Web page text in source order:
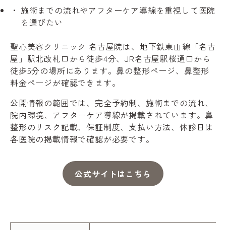
施術までの流れやアフターケア導線を重視して医院
を選びたい
聖心美容クリニック 名古屋院は、地下鉄東山線「名古
屋」駅北改札口から徒歩4分、JR名古屋駅桜通口から
徒歩5分の場所にあります。鼻の整形ページ、鼻整形
料金ページが確認できます。
公開情報の範囲では、完全予約制、施術までの流れ、
院内環境、アフターケア導線が掲載されています。鼻
整形のリスク記載、保証制度、支払い方法、休診日は
各医院の掲載情報で確認が必要です。
公式サイトはこちら